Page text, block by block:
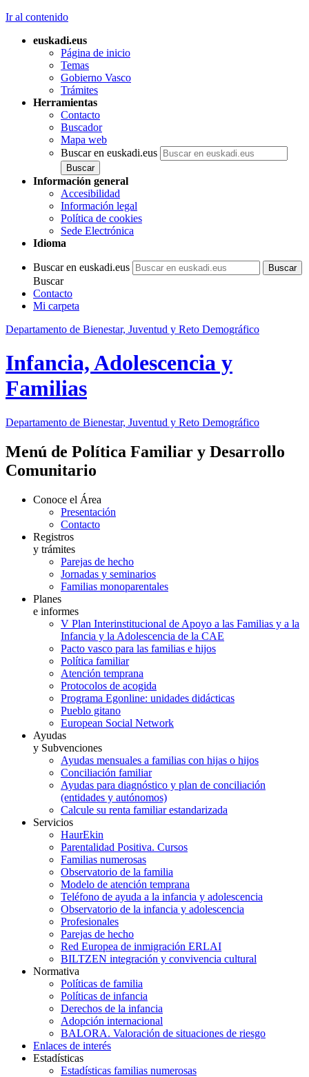
Ir al contenido
euskadi.eus
Página de inicio
Temas
Gobierno Vasco
Trámites
Herramientas
Contacto
Buscador
Mapa web
Buscar en euskadi.eus
Información general
Accesibilidad
Información legal
Política de cookies
Sede Electrónica
Idioma
Buscar en euskadi.eus
Buscar
Contacto
Mi carpeta
Departamento de Bienestar, Juventud y Reto Demográfico
Infancia, Adolescencia y
Familias
Departamento de Bienestar, Juventud y Reto Demográfico
Menú de Política Familiar y Desarrollo
Comunitario
Conoce el Área
Presentación
Contacto
Registros
y trámites
Parejas de hecho
Jornadas y seminarios
Familias monoparentales
Planes
e informes
V Plan Interinstitucional de Apoyo a las Familias y a la
Infancia y la Adolescencia de la CAE
Pacto vasco para las familias e hijos
Política familiar
Atención temprana
Protocolos de acogida
Programa Egonline: unidades didácticas
Pueblo gitano
European Social Network
Ayudas
y Subvenciones
Ayudas mensuales a familias con hijas o hijos
Conciliación familiar
Ayudas para diagnóstico y plan de conciliación
(entidades y autónomos)
Calcule su renta familiar estandarizada
Servicios
HaurEkin
Parentalidad Positiva. Cursos
Familias numerosas
Observatorio de la familia
Modelo de atención temprana
Teléfono de ayuda a la infancia y adolescencia
Observatorio de la infancia y adolescencia
Profesionales
Parejas de hecho
Red Europea de inmigración ERLAI
BILTZEN integración y convivencia cultural
Normativa
Políticas de familia
Políticas de infancia
Derechos de la infancia
Adopción internacional
BALORA. Valoración de situaciones de riesgo
Enlaces de interés
Estadísticas
Estadísticas familias numerosas